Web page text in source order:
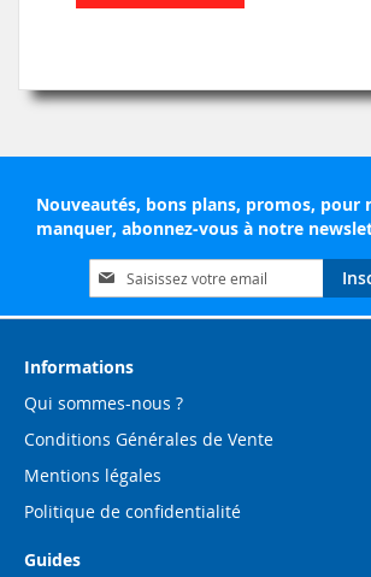
Nouveautés, bons plans, promos, pour
manquer, abonnez-vous à notre
Inscription
à
notre
d’information
Informations
Qui sommes-nous ?
Conditions Générales de Vente
Mentions légales
Politique de confidentialité
Guides